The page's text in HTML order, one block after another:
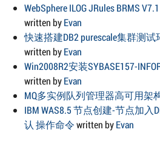
WebSphere ILOG JRules BRMS
written byEvan
快速搭建DB2 purescale集群测试
written byEvan
Win2008R2安装SYBASE157-
written byEvan
MQ多实例队列管理器高可用架
IBM WAS8.5 节点创建-节点加入
认 操作命令written byEvan